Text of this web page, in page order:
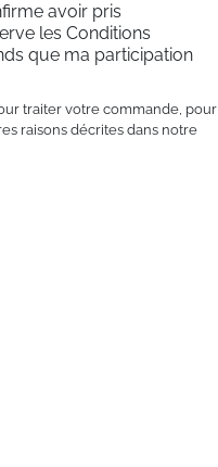
avoir pris
les Conditions
que ma participation
traiter votre commande, pour
raisons décrites dans notre